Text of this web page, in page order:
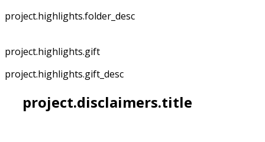
project.highlights.folder_desc
project.highlights.gift
project.highlights.gift_desc
project.disclaimers.title